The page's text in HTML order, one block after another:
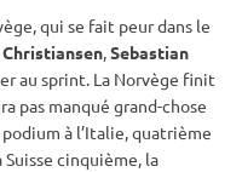
qui se fait peur dans le
,Sebastian
au sprint. La Norvège finit
pas manqué grand-chose
à l’Italie, quatrième
Suisse cinquième, la